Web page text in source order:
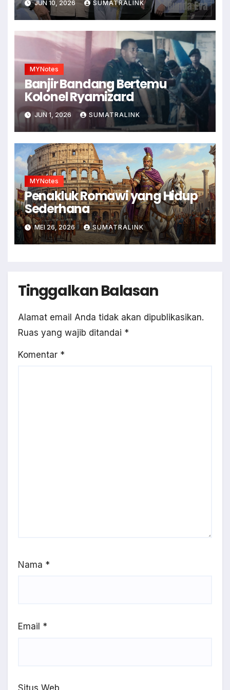
JUN 10, 2026 SUMATRALINK
MYNotes
Banjir Bandang Bertemu
Kolonel Ryamizard
JUN 1, 2026 SUMATRALINK
MYNotes
Penakluk Romawi yang Hidup
Sederhana
MEI 26, 2026 SUMATRALINK
Tinggalkan Balasan
Alamat email Anda tidak akan dipublikasikan.
Ruas yang wajib ditandai *
Komentar *
Nama *
Email *